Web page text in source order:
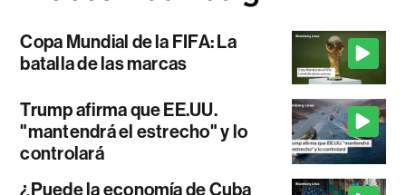
Copa Mundial de la FIFA: La
batalla de las marcas
Trump afirma que EE.UU.
"mantendrá el estrecho" y lo
controlará
¿Puede la economía de Cuba